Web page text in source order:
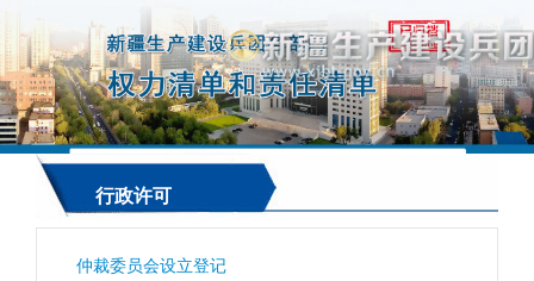
行政许可
仲裁委员会设立登记